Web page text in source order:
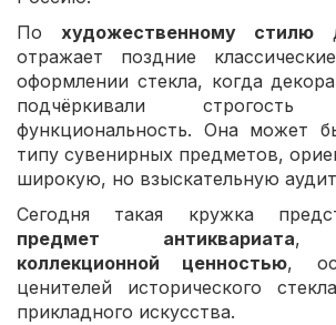
По художественному стилю
отражает поздние
оформлении стекла, когда
подчёркивали
функциональность. Она может
типу сувенирных предметов,
широкую, но взыскательную
Сегодня такая кружка
предмет антиквариата,
коллекционной ценностью,
ценителей исторического
прикладного искусства.